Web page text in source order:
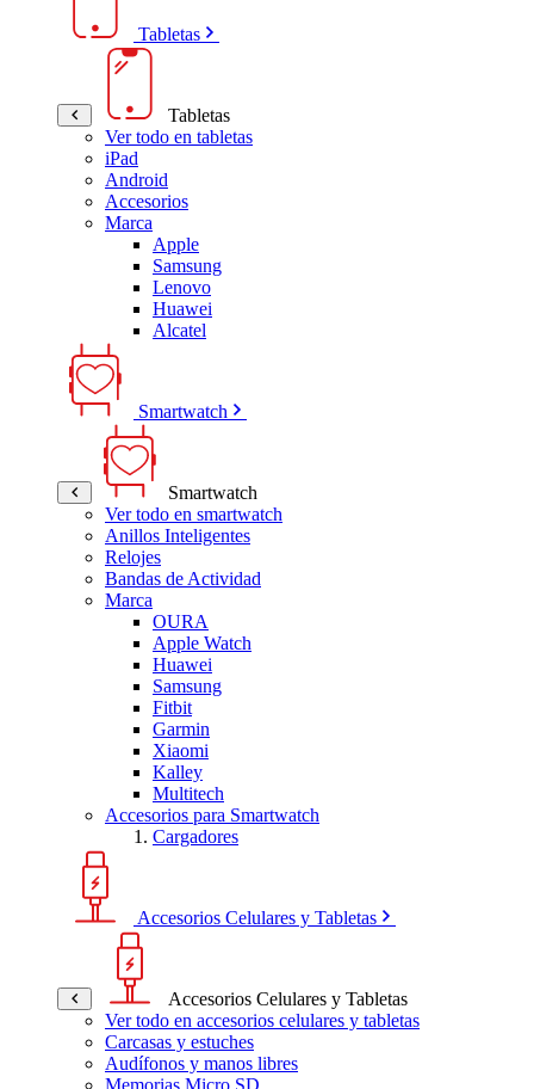
Tabletas
Tabletas
Ver todo en tabletas
iPad
Android
Accesorios
Marca
Apple
Samsung
Lenovo
Huawei
Alcatel
Smartwatch
Smartwatch
Ver todo en smartwatch
Anillos Inteligentes
Relojes
Bandas de Actividad
Marca
OURA
Apple Watch
Huawei
Samsung
Fitbit
Garmin
Xiaomi
Kalley
Multitech
Accesorios para Smartwatch
Cargadores
Accesorios Celulares y Tabletas
Accesorios Celulares y Tabletas
Ver todo en accesorios celulares y tabletas
Carcasas y estuches
Audífonos y manos libres
Memorias Micro SD